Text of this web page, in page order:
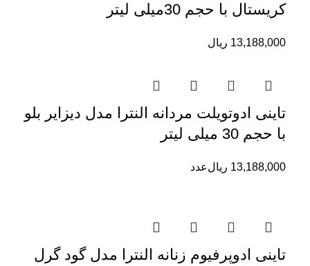
کریستال با حجم 30میلی لیتر
13,188,000 ریال
تاینی ادوتویلت مردانه النترا مدل دیزایر بلو
با حجم 30 میلی لیتر
13,188,000 ریالعدد
تاینی ادوپرفیوم زنانه النترا مدل گود گرل